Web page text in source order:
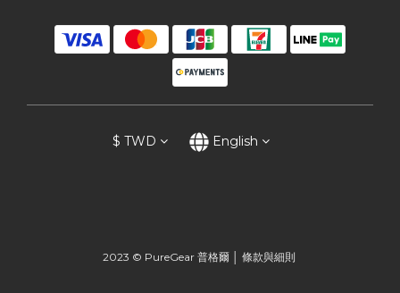
$ TWD English
2023 © PureGear 普格爾 │ 條款與細則